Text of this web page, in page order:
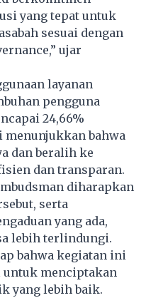
yang tepat untuk
sesuai dengan
ujar
layanan
pengguna
24,66%
bahwa
dan beralih ke
dan transparan.
diharapkan
serta
yang ada,
lebih terlindungi.
bahwa kegiatan ini
untuk menciptakan
yang lebih baik.